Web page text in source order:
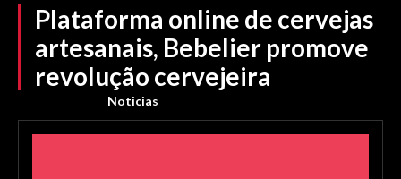
Plataforma online de cervejas
artesanais, Bebelier promove
revolução cervejeira
Noticias